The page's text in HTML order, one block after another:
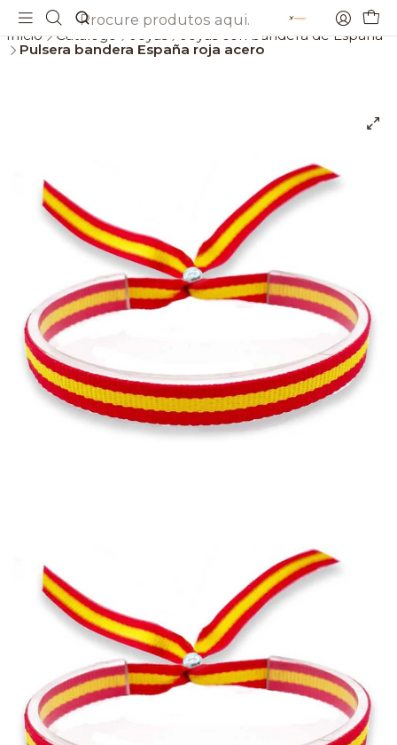
Início Catálogo
Joyas con bandera de España
Pulsera bandera España roja acero